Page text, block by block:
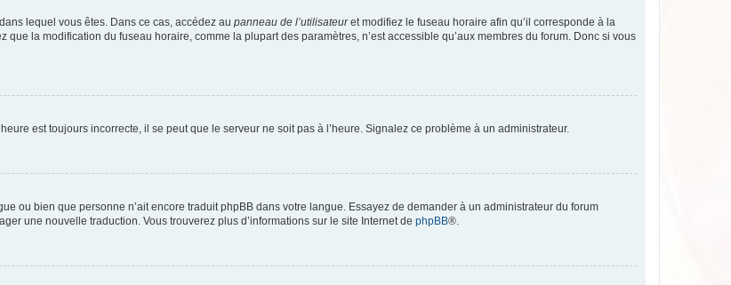
lequel vous êtes. Dans ce cas, accédez au panneau de l’utilisateuret modifiez le fuseau horaire afin qu’il corresponde à la
que la modification du fuseau horaire, comme la plupart des paramètres, n’est accessible qu’aux membres du forum. Donc si vous
est toujours incorrecte, il se peut que le serveur ne soit pas à l’heure. Signalez ce problème à un administrateur.
ou bien que personne n’ait encore traduit phpBB dans votre langue. Essayez de demander à un administrateur du forum
une nouvelle traduction. Vous trouverez plus d’informations sur le site Internet de phpBB®.